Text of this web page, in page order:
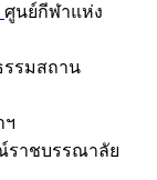
ศูนย์กีฬาแห่ง
รรมสถาน
ฯ
ราชบรรณาลัย